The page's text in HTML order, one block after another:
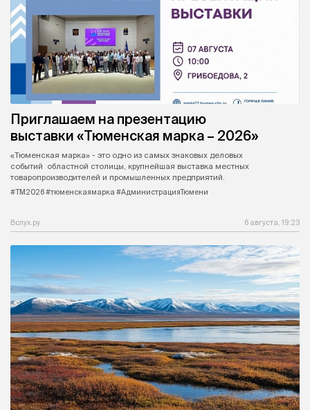
Приглашаем на презентацию
выставки «Тюменская марка – 2026»
«Тюменская марка» - это одно из самых знаковых деловых
событий областной столицы, крупнейшая выставка местных
товаропроизводителей и промышленных предприятий.
#ТМ2026 #тюменскаямарка #АдминистрацияТюмени
Вслух.ру 6 августа, 19:23